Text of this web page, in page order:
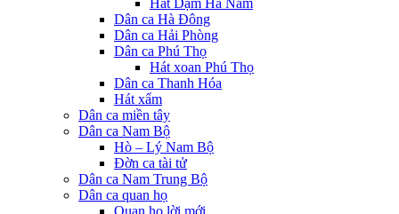
Hát Dậm Hà Nam
Dân ca Hà Đông
Dân ca Hải Phòng
Dân ca Phú Thọ
Hát xoan Phú Thọ
Dân ca Thanh Hóa
Hát xẩm
Dân ca miền tây
Dân ca Nam Bộ
Hò – Lý Nam Bộ
Đờn ca tài tử
Dân ca Nam Trung Bộ
Dân ca quan họ
Quan họ lời mới